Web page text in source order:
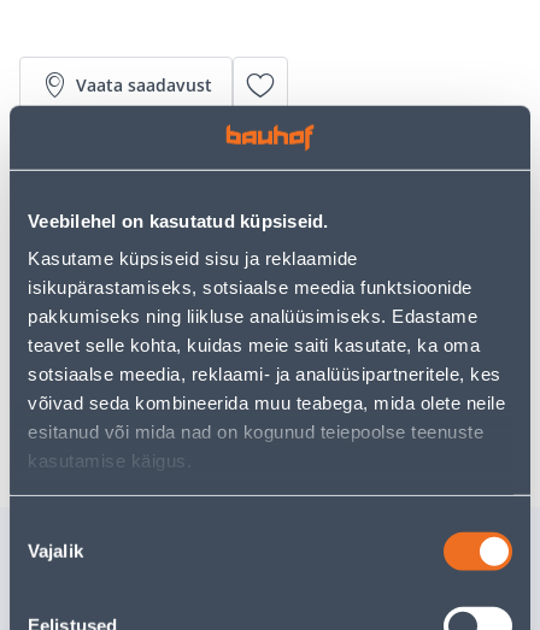
Veebilehel on kasutatud küpsiseid.
Kasutame küpsiseid sisu ja reklaamide
isikupärastamiseks, sotsiaalse meedia funktsioonide
pakkumiseks ning liikluse analüüsimiseks. Edastame
teavet selle kohta, kuidas meie saiti kasutate, ka oma
sotsiaalse meedia, reklaami- ja analüüsipartneritele, kes
võivad seda kombineerida muu teabega, mida olete neile
esitanud või mida nad on kogunud teiepoolse teenuste
kasutamise käigus.
valik
Vajalik
Eelistused
Vaata saadavust
• Pitskruvi kiirlukustuv 600 mm.
disainiga ning libisemisvastase käepidemega.
• Sooned "lõugades" võimaldavad fikseerida ka
ümaraid detaile.
• 14-päevane tagastusõigus.
Eeldatav kojuvedu 4,19 € al. 2-5 tööpäeva
Poest kätte, alates 08.08.2026
Sarnased tooted